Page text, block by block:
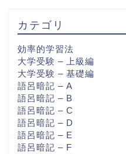
カテゴリ
効率的学習法
大学受験 – 上級編
大学受験 – 基礎編
語呂暗記 – A
語呂暗記 – B
語呂暗記 – C
語呂暗記 – D
語呂暗記 – E
語呂暗記 – F